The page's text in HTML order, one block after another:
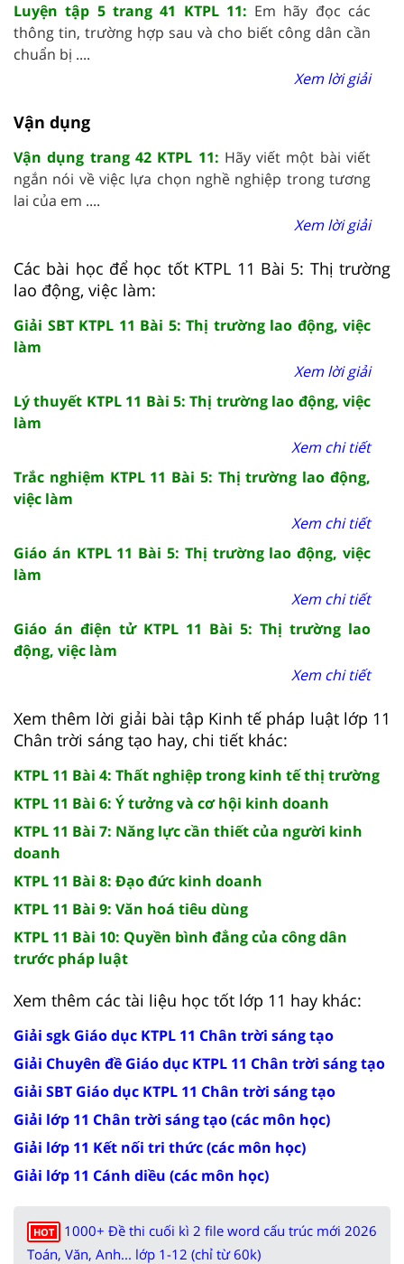
Luyện tập 5 trang 41 KTPL 11: Em hãy đọc các
thông tin, trường hợp sau và cho biết công dân cần
chuẩn bị ....
Xem lời giải
Vận dụng
Vận dụng trang 42 KTPL 11: Hãy viết một bài viết
ngắn nói về việc lựa chọn nghề nghiệp trong tương
lai của em ....
Xem lời giải
Các bài học để học tốt KTPL 11 Bài 5: Thị trường
lao động, việc làm:
Giải SBT KTPL 11 Bài 5: Thị trường lao động, việc
làm
Xem lời giải
Lý thuyết KTPL 11 Bài 5: Thị trường lao động, việc
làm
Xem chi tiết
Trắc nghiệm KTPL 11 Bài 5: Thị trường lao động,
việc làm
Xem chi tiết
Giáo án KTPL 11 Bài 5: Thị trường lao động, việc
làm
Xem chi tiết
Giáo án điện tử KTPL 11 Bài 5: Thị trường lao
động, việc làm
Xem chi tiết
Xem thêm lời giải bài tập Kinh tế pháp luật lớp 11
Chân trời sáng tạo hay, chi tiết khác:
KTPL 11 Bài 4: Thất nghiệp trong kinh tế thị trường
KTPL 11 Bài 6: Ý tưởng và cơ hội kinh doanh
KTPL 11 Bài 7: Năng lực cần thiết của người kinh
doanh
KTPL 11 Bài 8: Đạo đức kinh doanh
KTPL 11 Bài 9: Văn hoá tiêu dùng
KTPL 11 Bài 10: Quyền bình đẳng của công dân
trước pháp luật
Xem thêm các tài liệu học tốt lớp 11 hay khác:
Giải sgk Giáo dục KTPL 11 Chân trời sáng tạo
Giải Chuyên đề Giáo dục KTPL 11 Chân trời sáng tạo
Giải SBT Giáo dục KTPL 11 Chân trời sáng tạo
Giải lớp 11 Chân trời sáng tạo (các môn học)
Giải lớp 11 Kết nối tri thức (các môn học)
Giải lớp 11 Cánh diều (các môn học)
HOT
1000+ Đề thi cuối kì 2 file word cấu trúc mới 2026
Toán, Văn, Anh... lớp 1-12 (chỉ từ 60k)